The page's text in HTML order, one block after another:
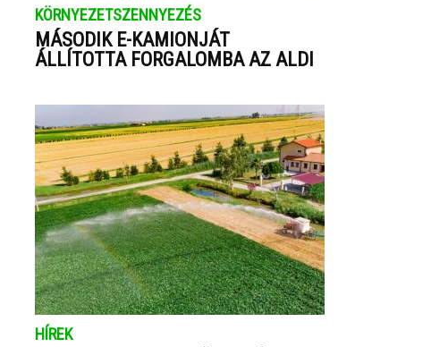
KÖRNYEZETSZENNYEZÉS
MÁSODIK E-KAMIONJÁT
ÁLLÍTOTTA FORGALOMBA AZ ALDI
HÍREK